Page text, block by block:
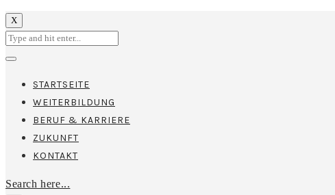
X
STARTSEITE
WEITERBILDUNG
BERUF & KARRIERE
ZUKUNFT
KONTAKT
Search here...